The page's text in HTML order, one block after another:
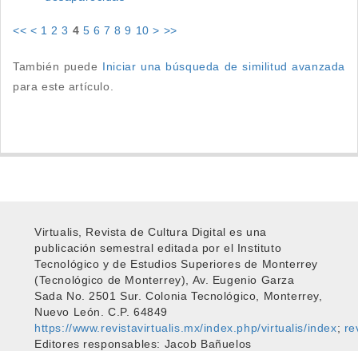
<< < 1 2 3 4 5 6 7 8 9 10 > >>
También puede Iniciar una búsqueda de similitud avanzada
para este artículo.
Virtualis, Revista de Cultura Digital es una
publicación semestral editada por el Instituto
Tecnológico y de Estudios Superiores de Monterrey
(Tecnológico de Monterrey), Av. Eugenio Garza
Sada No. 2501 Sur. Colonia Tecnológico, Monterrey,
Nuevo León. C.P. 64849
https://www.revistavirtualis.mx/index.php/virtualis/index;
Editores responsables: Jacob Bañuelos